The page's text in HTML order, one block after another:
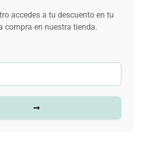
accedes a tu descuento en tu
compra en nuestra tienda.
Submit